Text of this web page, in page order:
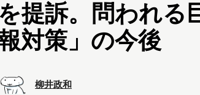
を提訴。問われる
対策」の今後
柳井政和